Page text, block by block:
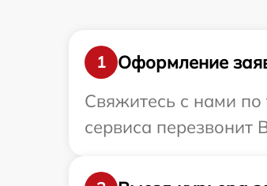
1
Оформление
Свяжитесь с нами по
сервиса перезвонит